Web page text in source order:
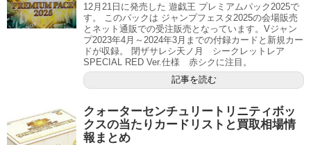
12月21日に発売した 遊戯王 プレミアムパック2025で
す。 このパックは ジャンプフェスタ2025の会場販売
とネット通販での受注販売となっています。Vジャン
プ2023年4月～2024年3月までの付録カードと新規カー
ドが収録。 閉ザサレシ天ノ月 シークレットレア
SPECIAL RED Ver.仕様 赤シクに注目。
記事を読む
クォーターセンチュリートリニティボッ
クスの当たりカードリストと買取相場情
報まとめ